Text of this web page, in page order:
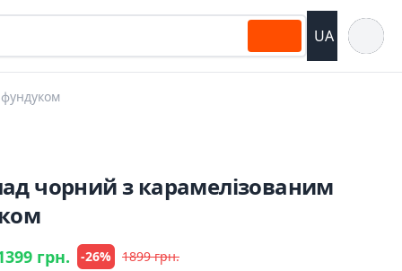
UA
чорний з карамелізованим
грн. -26% 1899 грн.